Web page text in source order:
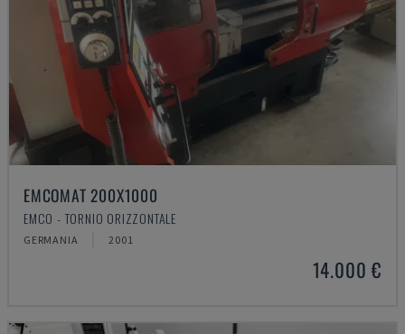
EMCOMAT 200X1000
EMCO - TORNIO ORIZZONTALE
GERMANIA 2001
14.000 €